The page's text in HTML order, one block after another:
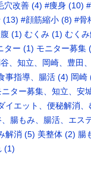
穴改善 (4) #痩身 (10)
(13) #顔筋縮小 (8) #骨
(1) むくみ (1) むく
ター (1) モニター募集
、知立、岡崎、豊田
事指導、腸活 (4) 岡崎
ター募集、知立、安
イエット、便秘解消、
腸もみ、腸活、エス
解消 (5) 美整体 (2) 腸
(1)